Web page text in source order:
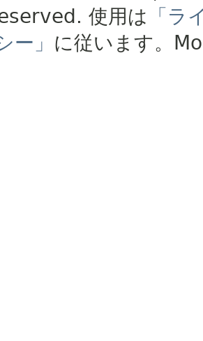
使用は 「ラ
ー」 に従います。